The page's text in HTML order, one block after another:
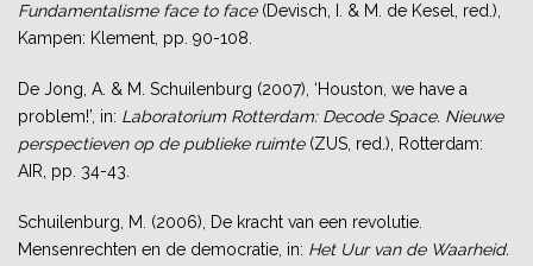
Fundamentalisme face to face(Devisch, I. & M. de Kesel, red.),
Kampen: Klement, pp. 90-108.
De Jong, A. & M. Schuilenburg (2007), ‘Houston, we have a
problem!’, in: Laboratorium Rotterdam: Decode Space. Nieuwe
perspectieven op de publieke ruimte(ZUS, red.), Rotterdam:
AIR, pp. 34-43.
Schuilenburg, M. (2006), De kracht van een revolutie.
Mensenrechten en de democratie, in: Het Uur van de Waarheid.